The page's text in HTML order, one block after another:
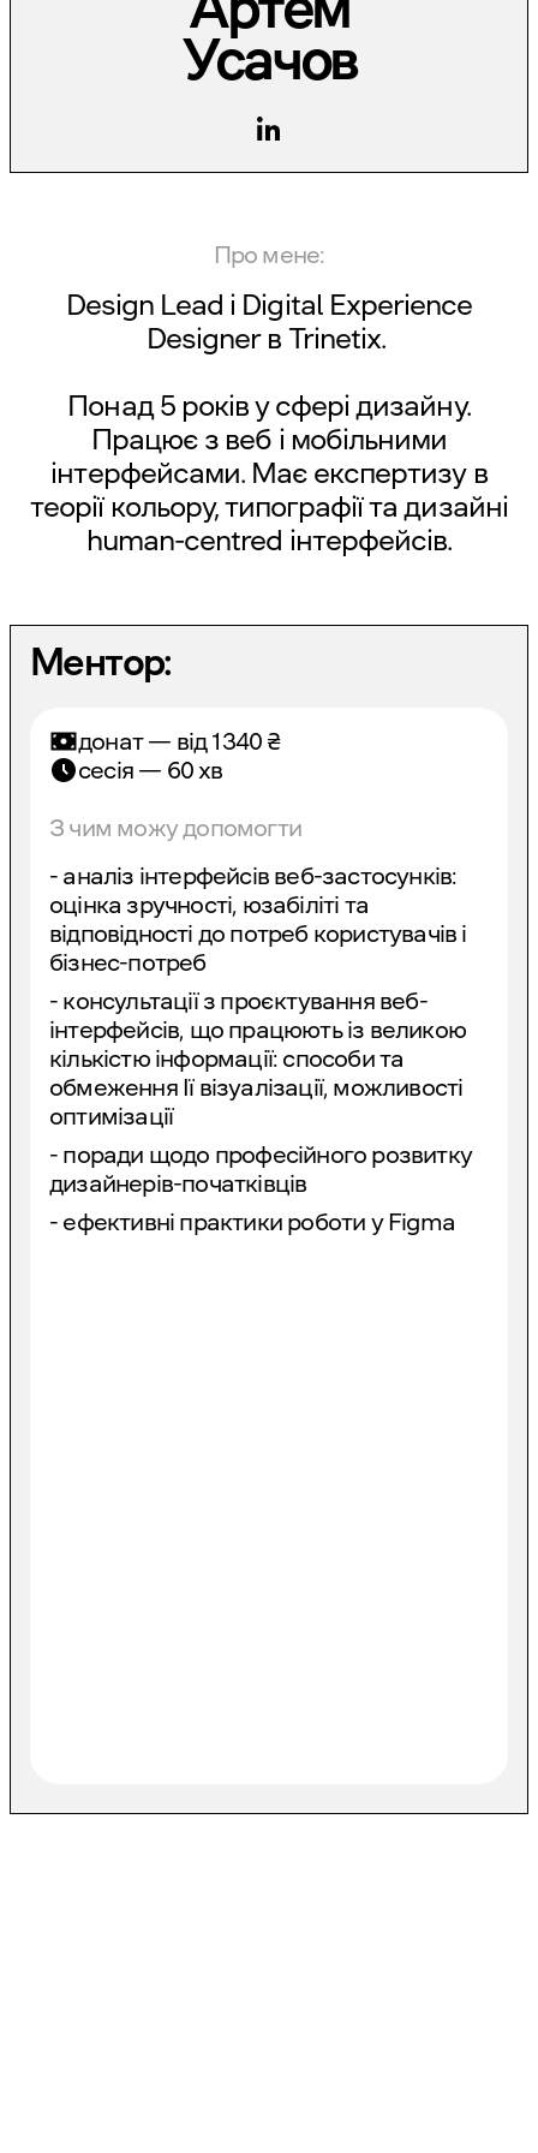
Усачов
Про мене:
Design Lead і Digital Experience
Designer в Trinetix.
Понад 5 років у сфері дизайну.
Працює з веб і мобільними
інтерфейсами. Має експертизу в
теорії кольору, типографії та дизайні
human-centred інтерфейсів.
Ментор:
донат — від 1340 ₴
сесія — 60 хв
З чим можу допомогти
- аналіз інтерфейсів веб-застосунків:
оцінка зручності, юзабіліті та
відповідності до потреб користувачів і
бізнес-потреб
- консультації з проєктування веб-
інтерфейсів, що працюють із великою
кількістю інформації: способи та
обмеження Ії візуалізації, можливості
оптимізації
- поради щодо професійного розвитку
дизайнерів-початківців
- ефективні практики роботи у Figma